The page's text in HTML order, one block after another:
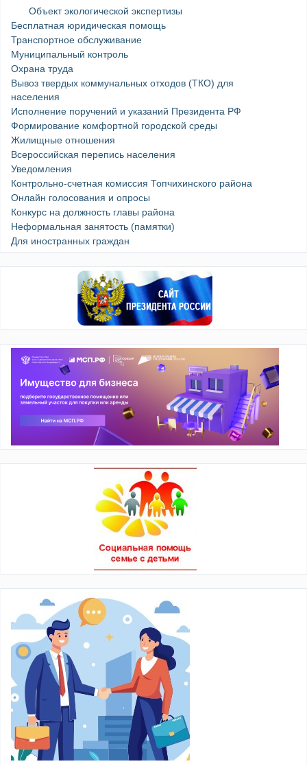
Объект экологической экспертизы
Бесплатная юридическая помощь
Транспортное обслуживание
Муниципальный контроль
Охрана труда
Вывоз твердых коммунальных отходов (ТКО) для
населения
Исполнение поручений и указаний Президента РФ
Формирование комфортной городской среды
Жилищные отношения
Всероссийская перепись населения
Уведомления
Контрольно-счетная комиссия Топчихинского района
Онлайн голосования и опросы
Конкурс на должность главы района
Неформальная занятость (памятки)
Для иностранных граждан